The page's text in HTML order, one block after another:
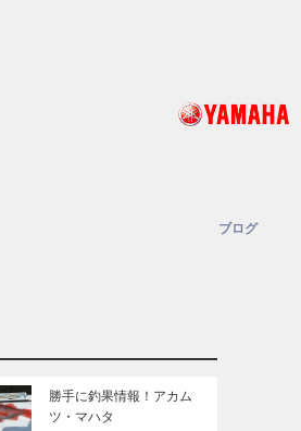
ブログ
勝手に釣果情報！アカム
ツ・マハタ